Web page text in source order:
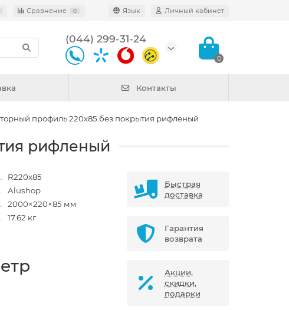
Сравнение 0 Язык Личный кабинет
(044) 299-31-24
0
Контакты
профиль 220х85 без покрытия рифленый
рифленый
R220x85
Alushop
2000×220×85 мм
17.62 кг
Быстрая
доставка
Гарантия
возврата
Акции,
скидки,
подарки